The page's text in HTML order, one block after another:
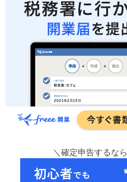
＼確定申告するな